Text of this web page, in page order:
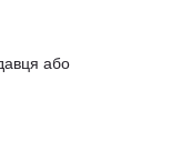
або